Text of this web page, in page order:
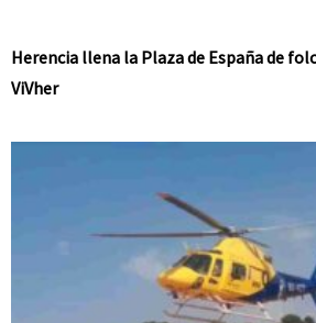
Herencia llena la Plaza de España de
ViVher